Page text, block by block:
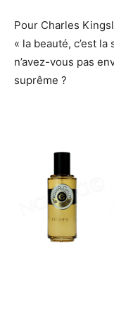
Pour Charles
« la beauté, c’est
n’avez-vous pas
suprême ?